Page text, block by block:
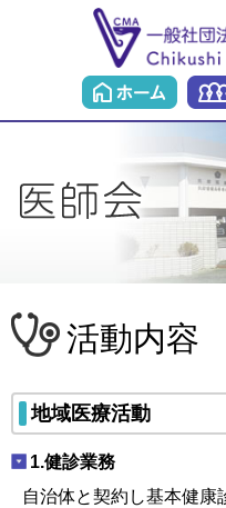
活動内容
地域医療活動
1.健診業務
自治体と契約し基本健康